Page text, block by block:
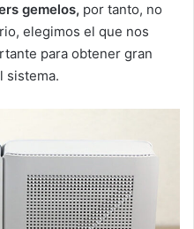
gemelos, por tanto, no
elegimos el que nos
para obtener gran
sistema.